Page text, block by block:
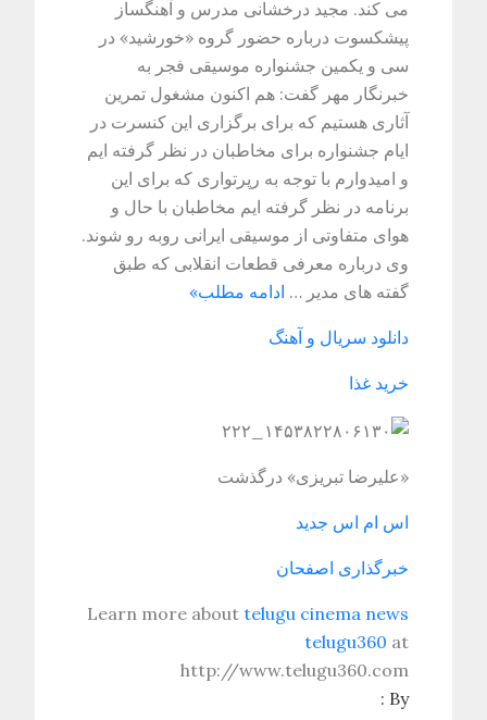
می کند. مجید درخشانی مدرس و آهنگساز
پیشکسوت درباره حضور گروه «خورشید» در
سی و یکمین جشنواره موسیقی فجر به
خبرنگار مهر گفت: هم اکنون مشغول تمرین
آثاری هستیم که برای برگزاری این کنسرت در
ایام جشنواره برای مخاطبان در نظر گرفته ایم
و امیدوارم با توجه به رپرتواری که برای این
برنامه در نظر گرفته ایم مخاطبان با حال و
هوای متفاوتی از موسیقی ایرانی روبه رو شوند.
وی درباره معرفی قطعات انقلابی که طبق
گفته های مدیر … ادامه مطلب»
دانلود سریال و آهنگ
خرید غذا
«علیرضا تبریزی» درگذشت
اس ام اس جدید
خبرگذاری اصفحان
Learn more about telugu cinema news
telugu360 at
http://www.telugu360.com
By :